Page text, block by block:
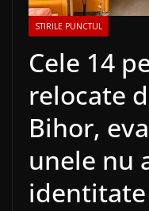
STIRILE PUNCTUL
Cele 14
relocate
Bihor,
unele nu
identitate